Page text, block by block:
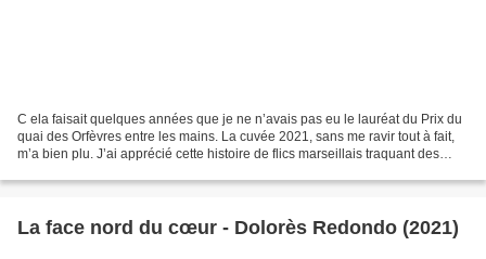
C ela faisait quelques années que je ne n’avais pas eu le lauréat du Prix du
quai des Orfèvres entre les mains. La cuvée 2021, sans me ravir tout à fait,
m’a bien plu. J’ai apprécié cette histoire de flics marseillais traquant des
La face nord du cœur - Dolorès Redondo (2021)